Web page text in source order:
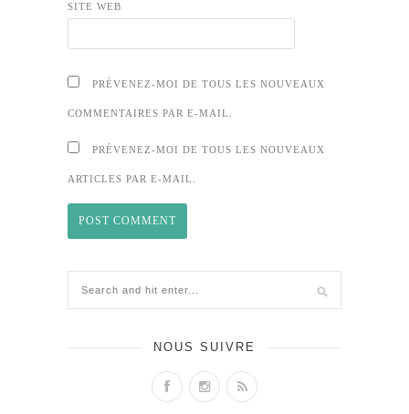
SITE WEB
PRÉVENEZ-MOI DE TOUS LES NOUVEAUX
COMMENTAIRES PAR E-MAIL.
PRÉVENEZ-MOI DE TOUS LES NOUVEAUX
ARTICLES PAR E-MAIL.
NOUS SUIVRE